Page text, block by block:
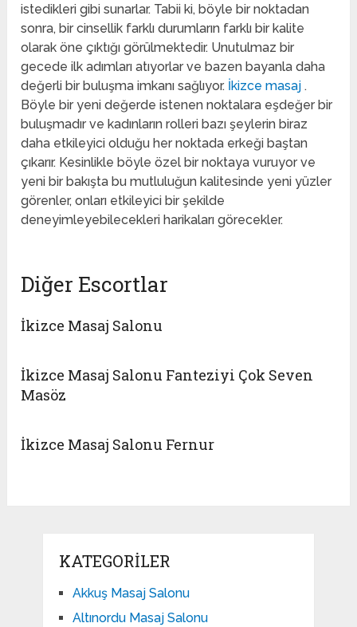
istedikleri gibi sunarlar. Tabii ki, böyle bir noktadan
sonra, bir cinsellik farklı durumların farklı bir kalite
olarak öne çıktığı görülmektedir. Unutulmaz bir
gecede ilk adımları atıyorlar ve bazen bayanla daha
değerli bir buluşma imkanı sağlıyor. İkizce masaj.
Böyle bir yeni değerde istenen noktalara eşdeğer bir
buluşmadır ve kadınların rolleri bazı şeylerin biraz
daha etkileyici olduğu her noktada erkeği baştan
çıkarır. Kesinlikle böyle özel bir noktaya vuruyor ve
yeni bir bakışta bu mutluluğun kalitesinde yeni yüzler
görenler, onları etkileyici bir şekilde
deneyimleyebilecekleri harikaları görecekler.
Diğer Escortlar
İkizce Masaj Salonu
İkizce Masaj Salonu Fanteziyi Çok Seven
Masöz
İkizce Masaj Salonu Fernur
KATEGORILER
Akkuş Masaj Salonu
Altınordu Masaj Salonu